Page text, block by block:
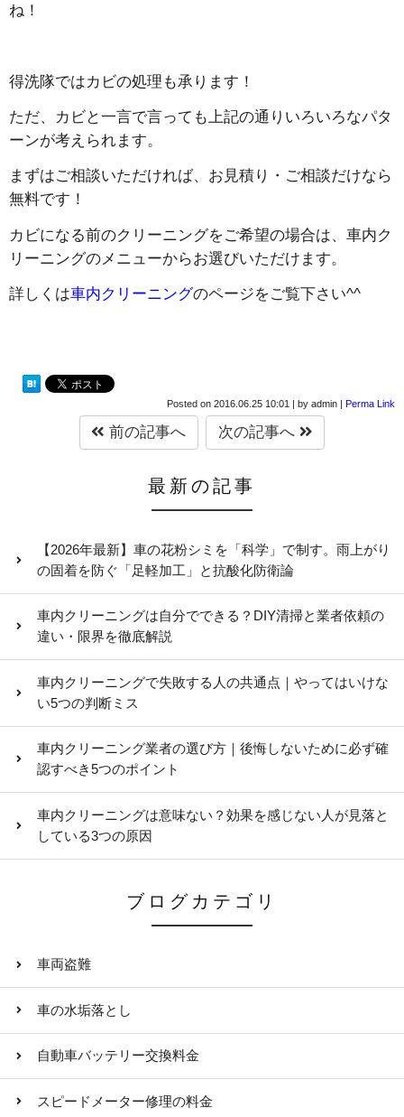
ね！
得洗隊ではカビの処理も承ります！
ただ、カビと一言で言っても上記の通りいろいろなパタ
ーンが考えられます。
まずはご相談いただければ、お見積り・ご相談だけなら
無料です！
カビになる前のクリーニングをご希望の場合は、車内ク
リーニングのメニューからお選びいただけます。
詳しくは車内クリーニングのページをご覧下さい^^
Posted on 2016.06.25 10:01 | by admin | Perma Link
前の記事へ 次の記事へ
最新の記事
【2026年最新】車の花粉シミを「科学」で制す。雨上がり
の固着を防ぐ「足軽加工」と抗酸化防衛論
車内クリーニングは自分でできる？DIY清掃と業者依頼の
違い・限界を徹底解説
車内クリーニングで失敗する人の共通点｜やってはいけな
い5つの判断ミス
車内クリーニング業者の選び方｜後悔しないために必ず確
認すべき5つのポイント
車内クリーニングは意味ない？効果を感じない人が見落と
している3つの原因
ブログカテゴリ
車両盗難
車の水垢落とし
自動車バッテリー交換料金
スピードメーター修理の料金